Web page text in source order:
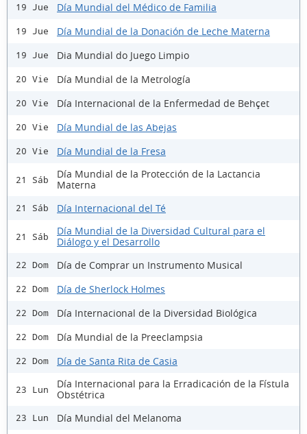
19 Jue Día Mundial del Médico de Familia
19 Jue Día Mundial de la Donación de Leche Materna
19 Jue Dia Mundial do Juego Limpio
20 Vie Día Mundial de la Metrología
20 Vie Día Internacional de la Enfermedad de Behçet
20 Vie Día Mundial de las Abejas
20 Vie Día Mundial de la Fresa
21 Sáb
Día Mundial de la Protección de la Lactancia
Materna
21 Sáb Día Internacional del Té
21 Sáb
Día Mundial de la Diversidad Cultural para el
Diálogo y el Desarrollo
22 Dom Día de Comprar un Instrumento Musical
22 Dom Día de Sherlock Holmes
22 Dom Día Internacional de la Diversidad Biológica
22 Dom Día Mundial de la Preeclampsia
22 Dom Día de Santa Rita de Casia
23 Lun
Día Internacional para la Erradicación de la Fístula
Obstétrica
23 Lun Día Mundial del Melanoma